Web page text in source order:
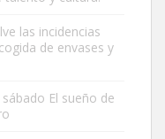
Pastor alemán,
las incidencias
de envases y
El sueño de